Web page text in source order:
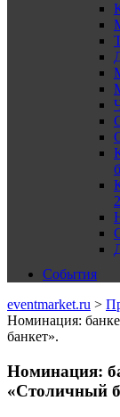
События
eventmarket.ru >
Номинация:
банкет».
Номинация:
«Столичный